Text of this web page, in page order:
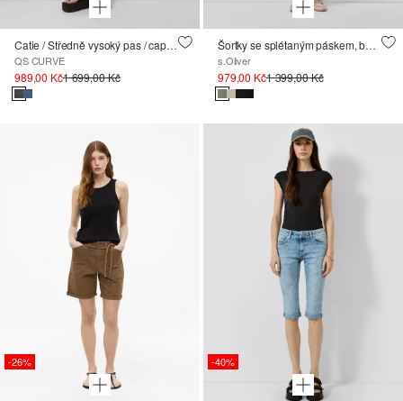
Catie / Středně vysoký pas / capri džíny
QS CURVE
989,00 Kč1 699,00 Kč
Šortky se splétaným páskem, barvené po ušití
s.Oliver
979,00 Kč1 399,00 Kč
-26% -40%